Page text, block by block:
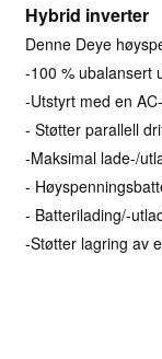
Hybrid inverter
Denne Deye
-100 % ubalansert
-Utstyrt med en
- Støtter parallell
-Maksimal lade-/
-
- Batterilading/-
-Støtter lagring av